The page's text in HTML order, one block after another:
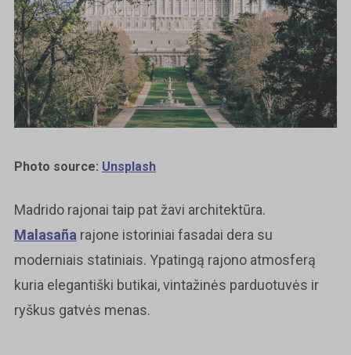
Photo source: Unsplash
Madrido rajonai taip pat žavi architektūra.
Malasaña rajone istoriniai fasadai dera su
moderniais statiniais. Ypatingą rajono atmosferą
kuria elegantiški butikai, vintažinės parduotuvės ir
ryškus gatvės menas.